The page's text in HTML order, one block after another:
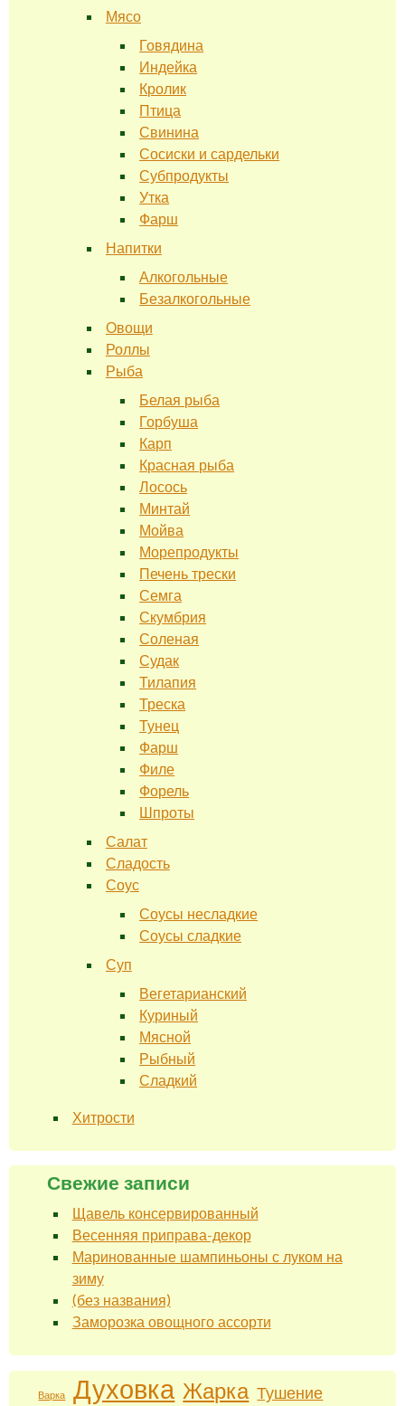
Мясо
Говядина
Индейка
Кролик
Птица
Свинина
Сосиски и сардельки
Субпродукты
Утка
Фарш
Напитки
Алкогольные
Безалкогольные
Овощи
Роллы
Рыба
Белая рыба
Горбуша
Карп
Красная рыба
Лосось
Минтай
Мойва
Морепродукты
Печень трески
Семга
Скумбрия
Соленая
Судак
Тилапия
Треска
Тунец
Фарш
Филе
Форель
Шпроты
Салат
Сладость
Соус
Соусы несладкие
Соусы сладкие
Суп
Вегетарианский
Куриный
Мясной
Рыбный
Сладкий
Хитрости
Свежие записи
Щавель консервированный
Весенняя приправа-декор
Маринованные шампиньоны с луком на
зиму
(без названия)
Заморозка овощного ассорти
Варка Духовка Жарка Тушение